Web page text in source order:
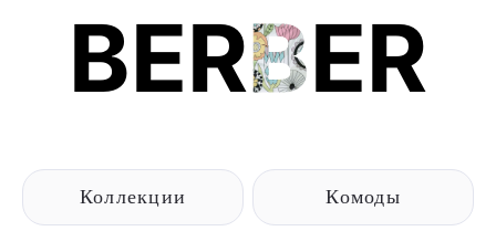
BERBER
Коллекции Комоды